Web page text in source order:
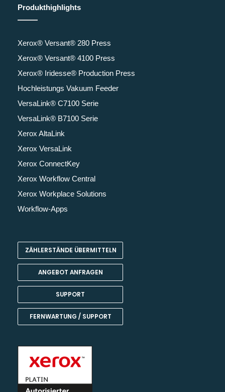
Produkthighlights
Xerox® Versant® 280 Press
Xerox® Versant® 4100 Press
Xerox® Iridesse® Production Press
Hochleistungs Vakuum Feeder
VersaLink® C7100 Serie
VersaLink® B7100 Serie
Xerox AltaLink
Xerox VersaLink
Xerox ConnectKey
Xerox Workflow Central
Xerox Workplace Solutions
Workflow-Apps
ZÄHLERSTÄNDE ÜBERMITTELN
ANGEBOT ANFRAGEN
SUPPORT
FERNWARTUNG / SUPPORT